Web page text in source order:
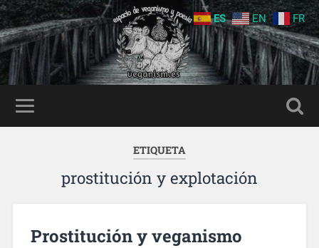
ETIQUETA
prostitución y explotación
Prostitución y veganismo
ES EN FR